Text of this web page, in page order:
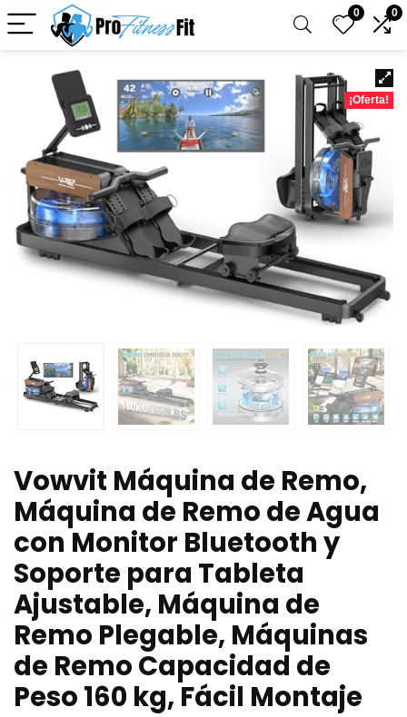
0 0
¡Oferta!
Vowvit Máquina de Remo,
Máquina de Remo de Agua
con Monitor Bluetooth y
Soporte para Tableta
Ajustable, Máquina de
Remo Plegable, Máquinas
de Remo Capacidad de
Peso 160 kg, Fácil Montaje